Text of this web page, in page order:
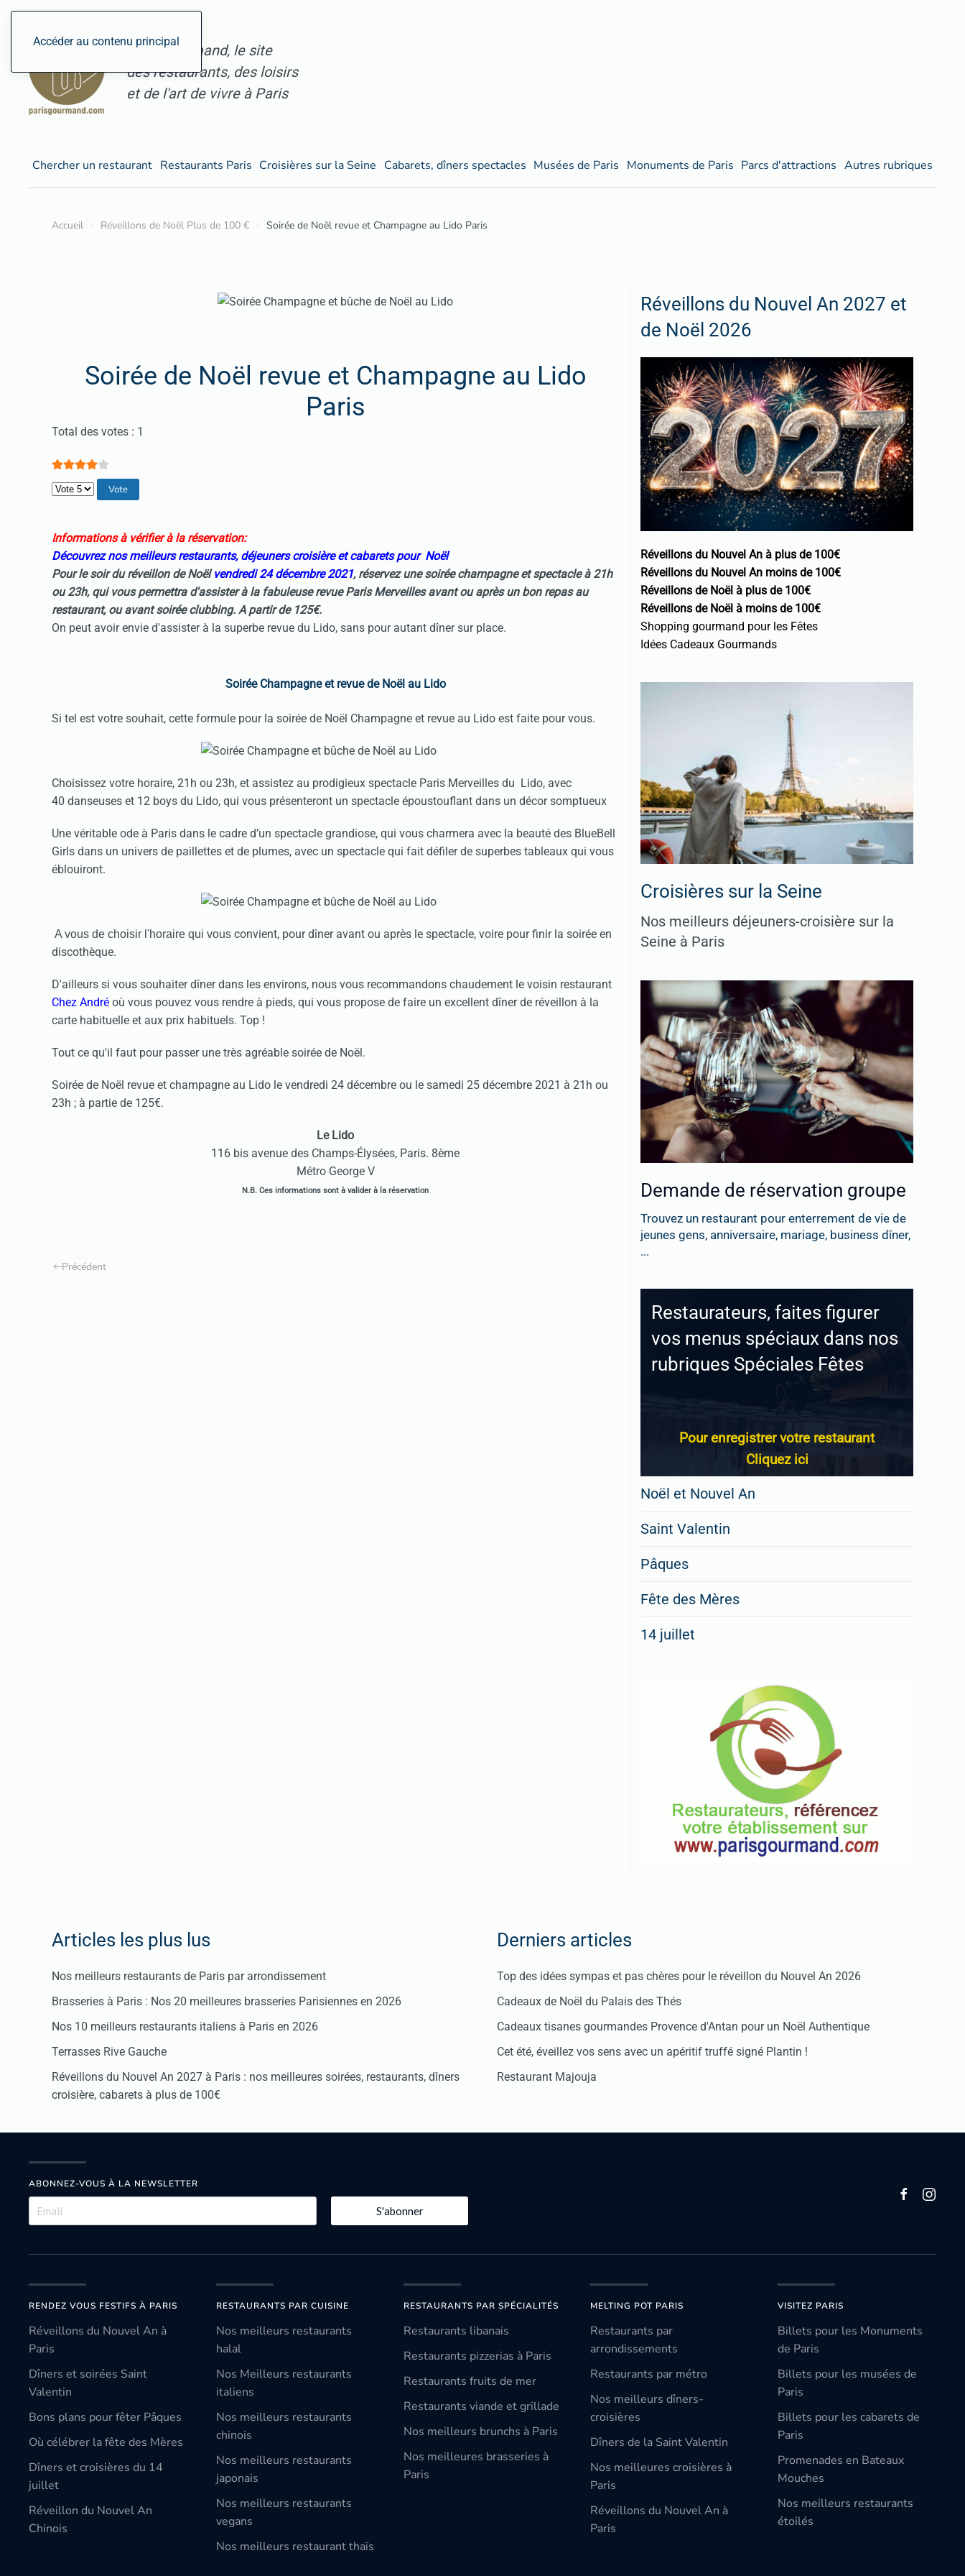
Accéder au contenu principal
ParisGourmand, le site
des restaurants, des loisirs
et de l'art de vivre à Paris
Chercher un restaurant Restaurants Paris Croisières sur la Seine Cabarets, dîners spectacles Musées de Paris Monuments de Paris Parcs d'attractions Autres rubriques
Accueil Réveillons de Noël Plus de 100 € Soirée de Noël revue et Champagne au Lido Paris
Soirée de Noël revue et Champagne au Lido
Paris
Vote utilisateur:4/
Total des votes : 1
Veuillez voter
Informations à vérifier à la réservation:
Découvrez nos meilleurs restaurants, déjeuners croisière et cabarets pour Noël
Pour le soir du réveillon de Noëlvendredi 24 décembre 2021, réservez une soirée champagne et spectacle à 21h
ou 23h, qui vous permettra d'assister à la fabuleuse revue Paris Merveilles avant ou après un bon repas au
restaurant, ou avant soirée clubbing. A partir de 125€.
On peut avoir envie d'assister à la superbe revue du Lido, sans pour autant dîner sur place.
Soirée Champagne et revue de Noël au Lido
Si tel est votre souhait, cette formule pour la soirée de Noël Champagne et revue au Lido est faite pour vous.
Choisissez votre horaire, 21h ou 23h, et assistez au prodigieux spectacle Paris Merveilles du Lido, avec
40 danseuses et 12 boys du Lido, qui vous présenteront un spectacle époustouflant dans un décor somptueux
Une véritable ode à Paris dans le cadre d’un spectacle grandiose, qui vous charmera avec la beauté des BlueBell
Girls dans un univers de paillettes et de plumes, avec un spectacle qui fait défiler de superbes tableaux qui vous
éblouiront.
A vous de choisir l'horaire qui vous convient, pour dîner avant ou après le spectacle, voire pour finir la soirée en
discothèque.
D'ailleurs si vous souhaiter dîner dans les environs, nous vous recommandons chaudement le voisin restaurant
Chez André où vous pouvez vous rendre à pieds, qui vous propose de faire un excellent dîner de réveillon à la
carte habituelle et aux prix habituels. Top !
Tout ce qu'il faut pour passer une très agréable soirée de Noël.
Soirée de Noël revue et champagne au Lido le vendredi 24 décembre ou le samedi 25 décembre 2021 à 21h ou
23h ; à partie de 125€.
Le Lido
116 bis avenue des Champs-Élysées, Paris. 8ème
Métro George V
N.B. Ces informations sont à valider à la réservation
Précédent
Réveillons du Nouvel An 2027 et
de Noël 2026
Réveillons du Nouvel An à plus de 100€
Réveillons du Nouvel An moins de 100€
Réveillons de Noël à plus de 100€
Réveillons de Noël à moins de 100€
Shopping gourmand pour les Fêtes
Idées Cadeaux Gourmands
Croisières sur la Seine
Nos meilleurs déjeuners-croisière sur la
Seine à Paris
Demande de réservation groupe
Trouvez un restaurant pour enterrement de vie de
jeunes gens, anniversaire, mariage, business dîner,
...
Restaurateurs, faites figurer
vos menus spéciaux dans nos
rubriques Spéciales Fêtes
Pour enregistrer votre restaurant
Cliquez ici
Noël et Nouvel An
Saint Valentin
Pâques
Fête des Mères
14 juillet
Articles les plus lus
Nos meilleurs restaurants de Paris par arrondissement
Brasseries à Paris : Nos 20 meilleures brasseries Parisiennes en 2026
Nos 10 meilleurs restaurants italiens à Paris en 2026
Terrasses Rive Gauche
Réveillons du Nouvel An 2027 à Paris : nos meilleures soirées, restaurants, dîners
croisière, cabarets à plus de 100€
Derniers articles
Top des idées sympas et pas chères pour le réveillon du Nouvel An 2026
Cadeaux de Noël du Palais des Thés
Cadeaux tisanes gourmandes Provence d'Antan pour un Noël Authentique
Cet été, éveillez vos sens avec un apéritif truffé signé Plantin !
Restaurant Majouja
ABONNEZ-VOUS À LA NEWSLETTER
S'abonner
RENDEZ VOUS FESTIFS À PARIS
Réveillons du Nouvel An à
Paris
Dîners et soirées Saint
Valentin
Bons plans pour fêter Pâques
Où célébrer la fête des Mères
Dîners et croisières du 14
juillet
Réveillon du Nouvel An
Chinois
RESTAURANTS PAR CUISINE
Nos meilleurs restaurants
halal
Nos Meilleurs restaurants
italiens
Nos meilleurs restaurants
chinois
Nos meilleurs restaurants
japonais
Nos meilleurs restaurants
vegans
Nos meilleurs restaurant thaïs
RESTAURANTS PAR SPÉCIALITÉS
Restaurants libanais
Restaurants pizzerias à Paris
Restaurants fruits de mer
Restaurants viande et grillade
Nos meilleurs brunchs à Paris
Nos meilleures brasseries à
Paris
MELTING POT PARIS
Restaurants par
arrondissements
Restaurants par métro
Nos meilleurs dîners-
croisières
Dîners de la Saint Valentin
Nos meilleures croisières à
Paris
Réveillons du Nouvel An à
Paris
VISITEZ PARIS
Billets pour les Monuments
de Paris
Billets pour les musées de
Paris
Billets pour les cabarets de
Paris
Promenades en Bateaux
Mouches
Nos meilleurs restaurants
étoilés